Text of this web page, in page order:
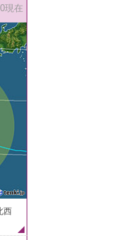
現在
西